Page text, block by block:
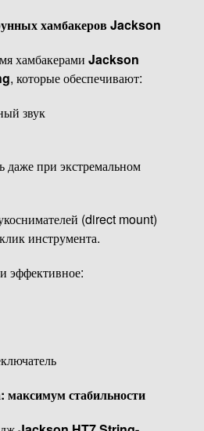
хамбакеров Jackson
хамбакерами Jackson
, которые обеспечивают:
звук
даже при экстремальном
(direct mount)
инструмента.
эффективное:
стабильности